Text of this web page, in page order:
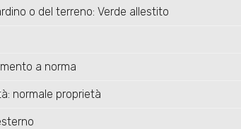
o del terreno: Verde allestito
a norma
normale proprietà